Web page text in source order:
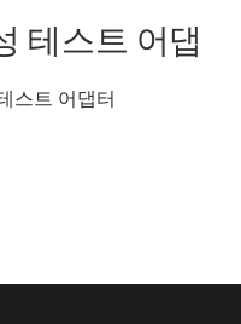
테스트 어댑
스트 어댑터